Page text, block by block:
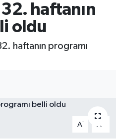
haftanın
oldu
haftanın programı
A- A